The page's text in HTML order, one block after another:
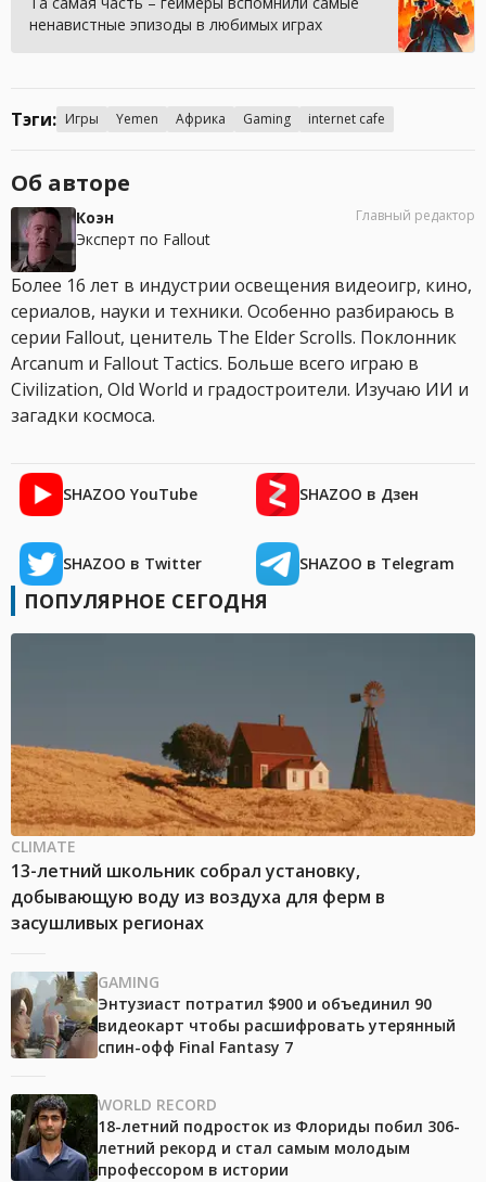
ненавистные эпизоды в любимых играх
Тэги: Игры Yemen Африка Gaming internet cafe
Об авторе
Коэн
Эксперт по Fallout
Главный редактор
Более 16 лет в индустрии освещения видеоигр, кино,
сериалов, науки и техники. Особенно разбираюсь в
серии Fallout, ценитель The Elder Scrolls. Поклонник
Arcanum и Fallout Tactics. Больше всего играю в
Civilization, Old World и градостроители. Изучаю ИИ и
загадки космоса.
SHAZOO YouTube SHAZOO в Дзен
SHAZOO в Twitter SHAZOO в Telegram
ПОПУЛЯРНОЕ СЕГОДНЯ
CLIMATE
13-летний школьник собрал установку,
добывающую воду из воздуха для ферм в
засушливых регионах
GAMING
Энтузиаст потратил $900 и объединил 90
видеокарт чтобы расшифровать утерянный
спин-офф Final Fantasy 7
WORLD RECORD
18-летний подросток из Флориды побил 306-
летний рекорд и стал самым молодым
профессором в истории